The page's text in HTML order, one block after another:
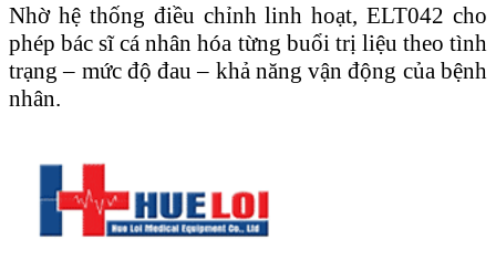
Nhờ hệ thống điều chỉnh linh hoạt, ELT042 cho
phép bác sĩ cá nhân hóa từng buổi trị liệu theo tình
trạng – mức độ đau – khả năng vận động của bệnh
nhân.